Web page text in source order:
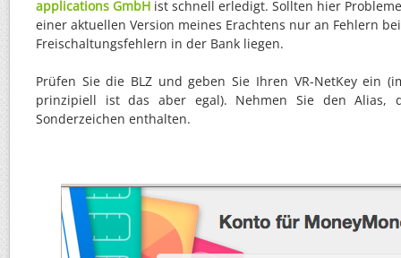
applications GmbH ist schnell erledigt. Sollten hier
einer aktuellen Version meines Erachtens nur an Fehlern
Freischaltungsfehlern in der Bank liegen.
Prüfen Sie die BLZ und geben Sie Ihren VR-NetKey ein
prinzipiell ist das aber egal). Nehmen Sie den Alias,
Sonderzeichen enthalten.